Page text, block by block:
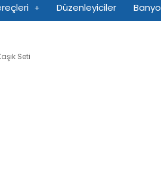
Düzenleyiciler Banyo
Seti